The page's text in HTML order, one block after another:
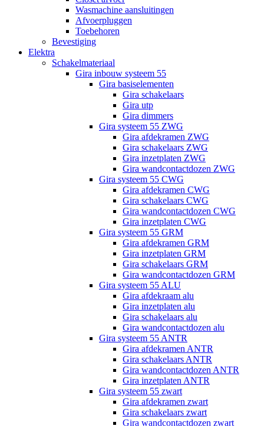
Wasmachine aansluitingen
Afvoerpluggen
Toebehoren
Bevestiging
Elektra
Schakelmateriaal
Gira inbouw systeem 55
Gira basiselementen
Gira schakelaars
Gira utp
Gira dimmers
Gira systeem 55 ZWG
Gira afdekramen ZWG
Gira schakelaars ZWG
Gira inzetplaten ZWG
Gira wandcontactdozen ZWG
Gira systeem 55 CWG
Gira afdekramen CWG
Gira schakelaars CWG
Gira wandcontactdozen CWG
Gira inzetplaten CWG
Gira systeem 55 GRM
Gira afdekramen GRM
Gira inzetplaten GRM
Gira schakelaars GRM
Gira wandcontactdozen GRM
Gira systeem 55 ALU
Gira afdekraam alu
Gira inzetplaten alu
Gira schakelaars alu
Gira wandcontactdozen alu
Gira systeem 55 ANTR
Gira afdekramen ANTR
Gira schakelaars ANTR
Gira wandcontactdozen ANTR
Gira inzetplaten ANTR
Gira systeem 55 zwart
Gira afdekramen zwart
Gira schakelaars zwart
Gira wandcontactdozen zwart